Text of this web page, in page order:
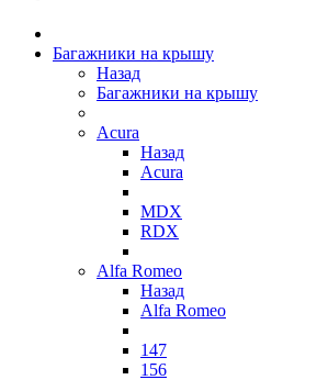
Багажники на крышу
Назад
Багажники на крышу
Acura
Назад
Acura
MDX
RDX
Alfa Romeo
Назад
Alfa Romeo
147
156